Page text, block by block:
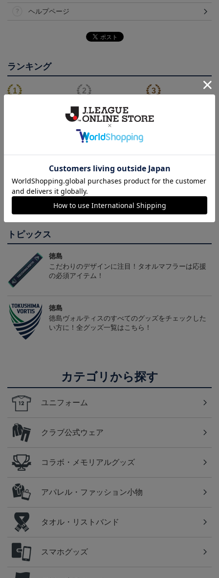
ヘルプページ
ランキング
徳島ヴォルティス ニョ
ロボン タオルマフラー
2,500円
NEW
徳島ヴォルティス ピカ
チュウ タオルマフラー
2,500円
2026/27オーセンティッ
会員特典
トピックス
徳島
こだわりのデザインに注目！タオルマフラーは応援
の必須アイテム！
徳島
徳島ヴォルティスのすべてのグッズをチェックした
い方に！全グッズ一覧はこちら！
カテゴリから探す
ユニフォーム
クラブ公式ウェア
コラボ・メモリアルグッズ
アパレル・ファッション小物
タオル・リストバンド
スマホグッズ